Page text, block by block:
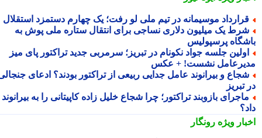
موسیمانه در تیم ملی لو رفت؛ یک چهارم دستمزد استقلال
یک میلیون دلاری نساجی برای انتقال ستاره ملی پوش به
پرسپولیس
جلسه جواد نکونام در تبریز؛ سرمربی جدید تراکتور پای میز
نشست! + عکس
و بیرانوند عامل جدایی ربیعی از تراکتور بودند؟ ادعای جنجالی
تبریز
بازوبند تراکتور؛ چرا شجاع خلیل زاده کاپیتانی را به بیرانوند
ویژهرونگار